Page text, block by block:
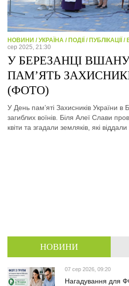
НОВИНИ / УКРАЇНА / ПОДІЇ / ПУБЛІКАЦІЇ
сер 2025, 21:30
У БЕРЕЗАНЦІ
ПАМ’ЯТЬ
(ФОТО)
У День пам’яті Захисників України в
загиблих воїнів. Біля Алеї Слави
квіти та згадали земляків, які
НОВИНИ
07 сер 2026, 09:20
Нагадування для